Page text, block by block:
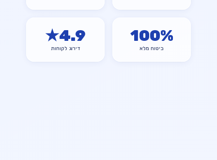
100%
ביטוח מלא
4.9
★
דירוג לקוחות